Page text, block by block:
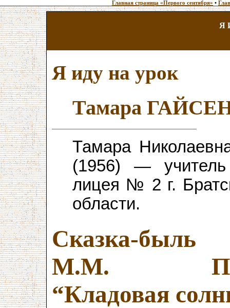
Главная страница «Первого сентября» •
Я
Я иду на урок
Тамара
Тамара
(1956) — учитель
лицея № 2 г.
области.
Сказка-быль
М.М.
“Кладовая